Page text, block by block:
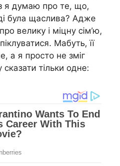
я думаю про те, що,
була щаслива? Адже
велику і міцну сім’ю,
Мабуть, її
а я просто не зміг
тільки одне: